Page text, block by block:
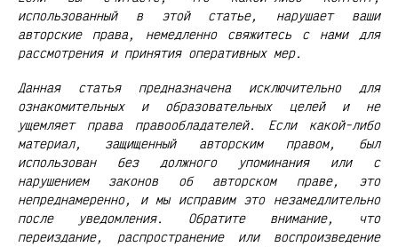
использованный в этой статье, нарушает ваши
авторские права, немедленно свяжитесь с нами для
рассмотрения и принятия оперативных мер.
Данная статья предназначена исключительно для
ознакомительных и образовательных целей и не
ущемляет права правообладателей. Если какой-либо
материал, защищенный авторским правом, был
использован без должного упоминания или с
нарушением законов об авторском праве, это
непреднамеренно, и мы исправим это незамедлительно
после уведомления. Обратите внимание, что
переиздание, распространение или воспроизведение